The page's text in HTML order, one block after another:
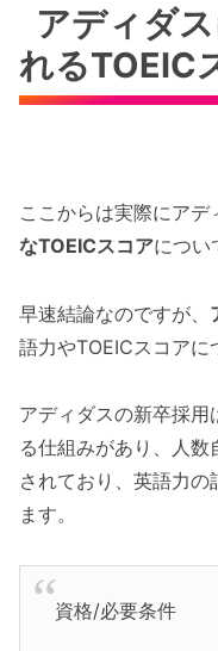
アディダ
れるTOEIC
ここからは実際にアデ
なTOEICスコアについ
早速結論なのですが、
語力やTOEICスコアに
アディダスの新卒採
る仕組みがあり、人
されており、英語力
ます。
資格/必要条件